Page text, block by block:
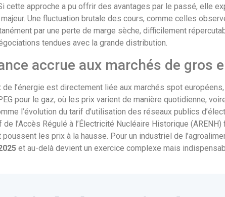
cette approche a pu offrir des avantages par le passé, elle
Une fluctuation brutale des cours, comme celles
par une perte de marge sèche, difficilement
tendues avec la grande distribution.
accrue aux marchés de gros
l’énergie est directement liée aux marchés spot européens,
pour le gaz, où les prix varient de manière quotidienne,
l’évolution du tarif d’utilisation des réseaux publics
l’Accès Régulé à l’Électricité Nucléaire Historique (ARENH)
poussent les prix à la hausse. Pour un industriel de
et au-delà devient un exercice complexe mais